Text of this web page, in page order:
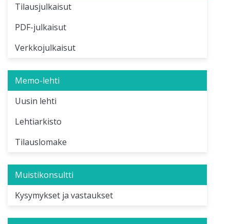
Tilausjulkaisut
PDF-julkaisut
Verkkojulkaisut
Memo-lehti
Uusin lehti
Lehtiarkisto
Tilauslomake
Muistikonsultti
Kysymykset ja vastaukset